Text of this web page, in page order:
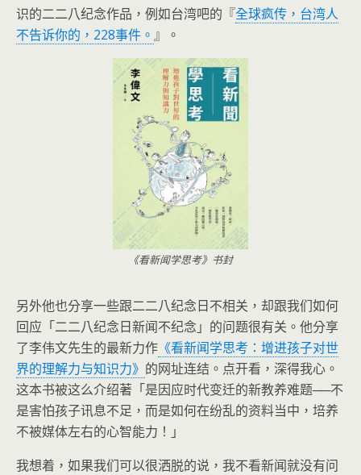
识的二二八纪念作品，例如台湾吧的『全球疯传，台湾人
不告诉你的，228事件。 』。
《看新闻学思考》书封
另外他也分享一些跟二二八纪念日不相关，却跟我们如何
回应「二二八纪念日新闻不纪念」的问题很有关。他分享
了李伟文先生的最新力作 《看新闻学思考：增进孩子对世
界的理解力与知识力》 的网址连结。点开看，深得我心。
这本书被这么介绍著「是因应时代变迁的新教养难题──不
是害怕孩子讯息不足，而是如何在纷乱的资料当中，培养
不被媒体左右的心智能力！」
我想着，如果我们可以很洒脱的说，我不看新闻就没有问